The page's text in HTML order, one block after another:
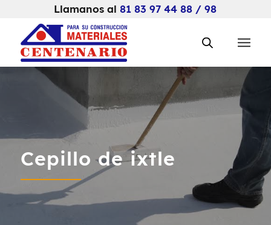
Llamanos al81 83 97 44 88 / 98
Cepillo de ixtle